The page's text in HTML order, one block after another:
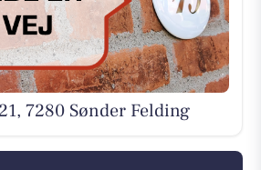
7280 Sønder Felding